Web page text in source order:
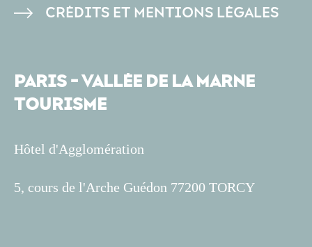
CRÉDITS ET MENTIONS LÉGALES
PARIS - VALLÉE DE LA MARNE
TOURISME
Hôtel d'Agglomération
5, cours de l'Arche Guédon 77200 TORCY